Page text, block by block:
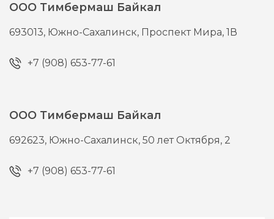
ООО Тимбермаш Байкал
693013, Южно-Сахалинск, Проспект Мира, 1В
+7 (908) 653-77-61
ООО Тимбермаш Байкал
692623, Южно-Сахалинск,50 лет Октября, 2
+7 (908) 653-77-61